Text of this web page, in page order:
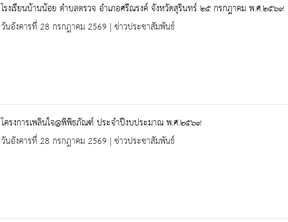
โรงเรียนบ้านน้อย ตำบลตรวจ อำเภอศรีณรงค์ จังหวัดสุรินทร์ ๒๕ กรกฎาคม พ.ศ.๒๕๖๙
วันอังคารที่ 28 กรกฎาคม 2569 | ข่าวประชาสัมพันธ์
โครงการเพลินใจ@พิพิธภัณฑ์ ประจำปีงบประมาณ พ.ศ.๒๕๖๙
วันอังคารที่ 28 กรกฎาคม 2569 | ข่าวประชาสัมพันธ์